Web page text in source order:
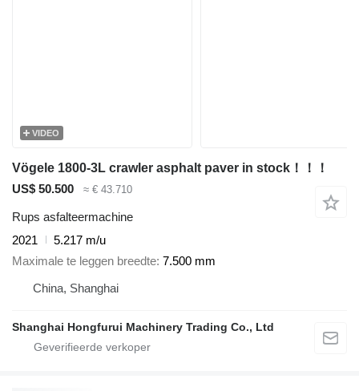
VIDEO
Vögele 1800-3L crawler asphalt paver in stock！！！
US$ 50.500
≈ € 43.710
Rups asfalteermachine
2021
5.217 m/u
Maximale te leggen breedte 7.500 mm
China, Shanghai
Shanghai Hongfurui Machinery Trading Co., Ltd